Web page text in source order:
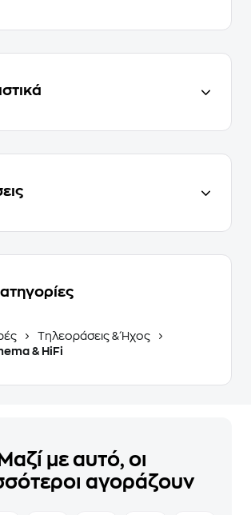
Τηλεοράσεις & Ήχος
& HiFi
Μαζί με αυτό, οι
αγοράζουν